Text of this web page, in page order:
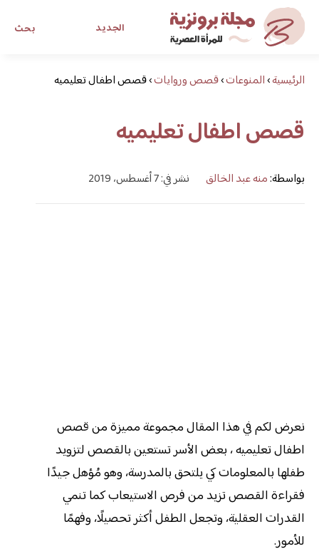
بحث الجديد
مجلة برونزية للفتاة العصرية
ابحث عن أي موضوع يهمك
الرئيسية›المنوعات›قصص وروايات›قصص اطفال تعليميه
قصص اطفال تعليميه
بواسطة:منه عبد الخالق نشر في: 7 أغسطس، 2019
نعرض لكم في هذا المقال مجموعة مميزة من قصص
اطفال تعليميه ، بعض الأسر تستعين بالقصص لتزويد
طفلها بالمعلومات كي يلتحق بالمدرسة، وهو مُؤهل جيدًا
فقراءة القصص تزيد من فرص الاستيعاب كما تنمي
القدرات العقلية، وتجعل الطفل أكثر تحصيلًا، وفهمًا
للأمور.